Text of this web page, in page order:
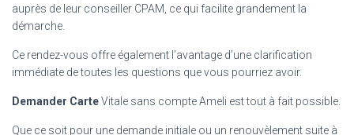
auprès de leur conseiller CPAM, ce qui facilite grandement la
démarche.
Ce rendez-vous offre également l’avantage d’une clarification
immédiate de toutes les questions que vous pourriez avoir.
Demander CarteVitale sans compte Ameli est tout à fait possible.
Que ce soit pour une demande initiale ou un renouvèlement suite à